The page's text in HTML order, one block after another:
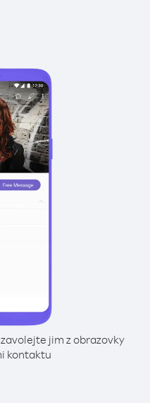
jim z obrazovky
kontaktu